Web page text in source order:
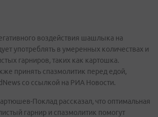
воздействия шашлыка на
употреблять в умеренных количествах и
гарниров, таких как картошка.
принять спазмолитик перед едой,
со ссылкой на РИА Новости.
Поклад рассказал, что оптимальная
гарнир и спазмолитик помогут